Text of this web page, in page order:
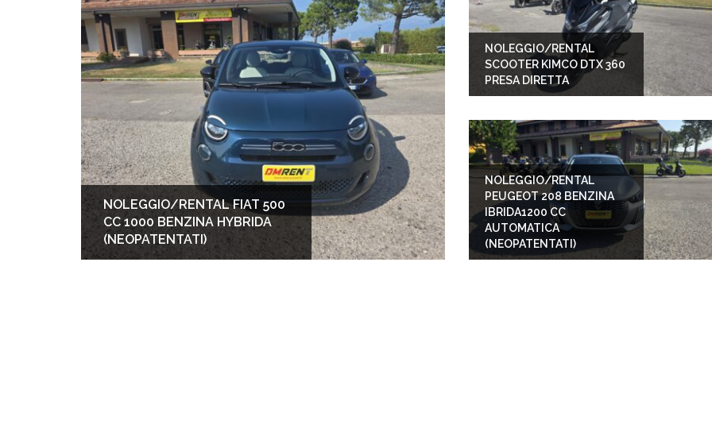
NOLEGGIO/RENTAL FIAT 500
CC 1000 BENZINA HYBRIDA
(NEOPATENTATI)
NOLEGGIO/RENTAL
SCOOTER KIMCO DTX 360
PRESA DIRETTA
NOLEGGIO/RENTAL
PEUGEOT 208 BENZINA
IBRIDA1200 CC
AUTOMATICA
(NEOPATENTATI)